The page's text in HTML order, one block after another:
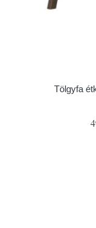
Tölgyfa